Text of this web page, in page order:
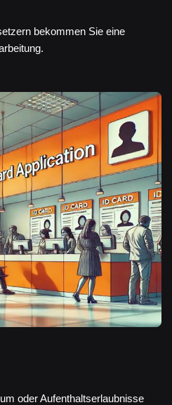
bekommen Sie eine
oder Aufenthaltserlaubnisse